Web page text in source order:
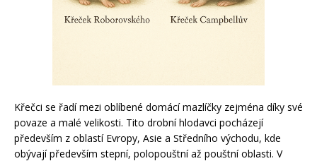
Křečci se řadí mezi oblíbené domácí mazlíčky zejména díky své
povaze a malé velikosti. Tito drobní hlodavci pocházejí
především z oblastí Evropy, Asie a Středního východu, kde
obývají především stepní, polopouštní až pouštní oblasti. V